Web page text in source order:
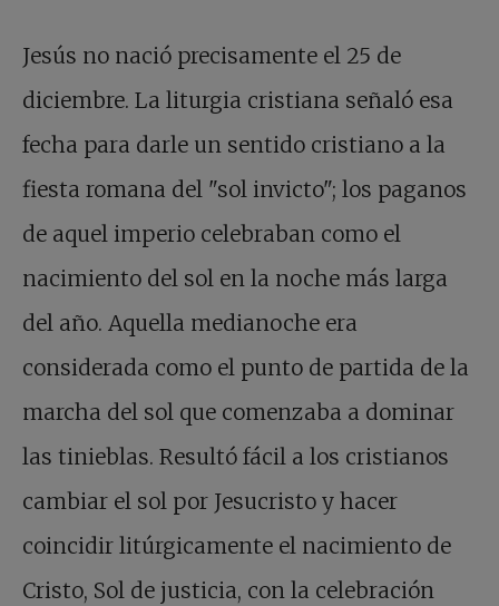
Jesús no nació precisamente el 25 de
diciembre. La liturgia cristiana señaló esa
fecha para darle un sentido cristiano a la
fiesta romana del "sol invicto"; los paganos
de aquel imperio celebraban como el
nacimiento del sol en la noche más larga
del año. Aquella medianoche era
considerada como el punto de partida de la
marcha del sol que comenzaba a dominar
las tinieblas. Resultó fácil a los cristianos
cambiar el sol por Jesucristo y hacer
coincidir litúrgicamente el nacimiento de
Cristo, Sol de justicia, con la celebración